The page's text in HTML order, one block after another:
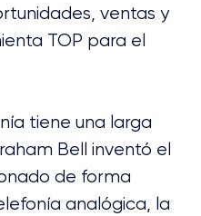
ventas y
TOP para el
tiene una larga
Bell inventó el
de forma
analógica, la